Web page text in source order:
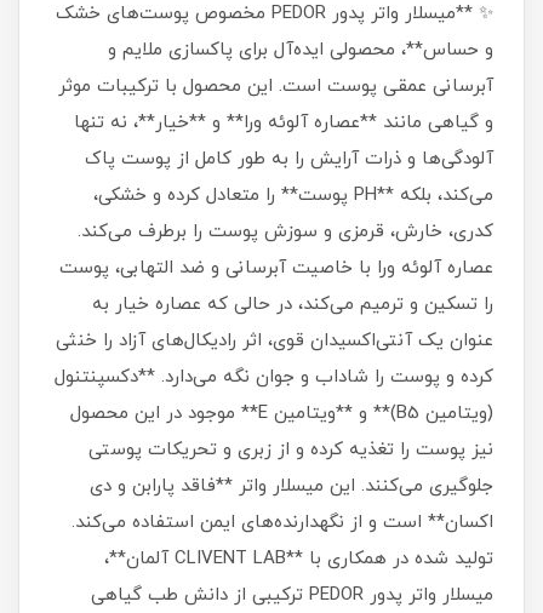
✨ **میسلار واتر پدور PEDOR مخصوص پوست‌های خشک
و حساس**، محصولی ایده‌آل برای پاکسازی ملایم و
آبرسانی عمقی پوست است. این محصول با ترکیبات موثر
و گیاهی مانند **عصاره آلوئه ورا** و **خیار**، نه تنها
آلودگی‌ها و ذرات آرایش را به طور کامل از پوست پاک
می‌کند، بلکه **PH پوست** را متعادل کرده و خشکی،
کدری، خارش، قرمزی و سوزش پوست را برطرف می‌کند.
عصاره آلوئه ورا با خاصیت آبرسانی و ضد التهابی، پوست
را تسکین و ترمیم می‌کند، در حالی که عصاره خیار به
عنوان یک آنتی‌اکسیدان قوی، اثر رادیکال‌های آزاد را خنثی
کرده و پوست را شاداب و جوان نگه می‌دارد. **دکسپنتنول
(ویتامین B5)** و **ویتامین E** موجود در این محصول
نیز پوست را تغذیه کرده و از زبری و تحریکات پوستی
جلوگیری می‌کنند. این میسلار واتر **فاقد پارابن و دی
اکسان** است و از نگهدارنده‌های ایمن استفاده می‌کند.
تولید شده در همکاری با **CLIVENT LAB آلمان**،
میسلار واتر پدور PEDOR ترکیبی از دانش طب گیاهی